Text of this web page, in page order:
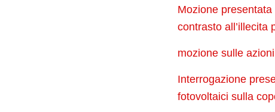
Mozione
contrasto all’illecita
mozione sulle
Interrogazione
fotovoltaici sulla